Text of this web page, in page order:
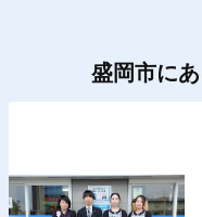
盛岡市に